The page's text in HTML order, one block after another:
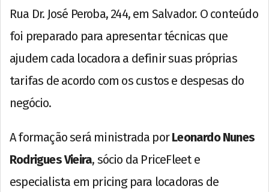
Rua Dr. José Peroba, 244, em Salvador. O conteúdo
foi preparado para apresentar técnicas que
ajudem cada locadora a definir suas próprias
tarifas de acordo com os custos e despesas do
negócio.
A formação será ministrada porLeonardo Nunes
Rodrigues Vieira, sócio da PriceFleet e
especialista em pricing para locadoras de